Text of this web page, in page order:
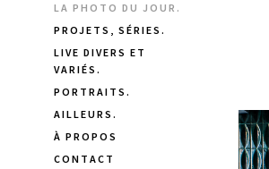
LA PHOTO DU JOUR.
PROJETS, SÉRIES.
LIVE DIVERS ET
VARIÉS.
PORTRAITS.
AILLEURS.
À PROPOS
CONTACT